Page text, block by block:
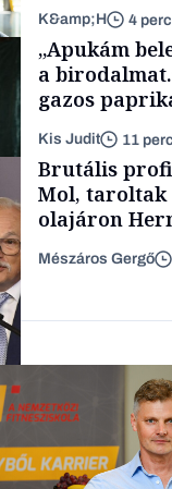
K&amp;H 4 perc
„Apukám
a
gazos
lett az igazi
fűszersztori
Kis Judit 11 perc
Brutális
Mol, taroltak
olajáron
Mészáros Gergő